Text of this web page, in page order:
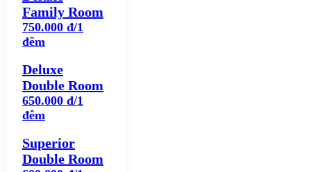
Family Room
750.000 đ/1
đêm
Deluxe
Double Room
650.000 đ/1
đêm
Superior
Double Room